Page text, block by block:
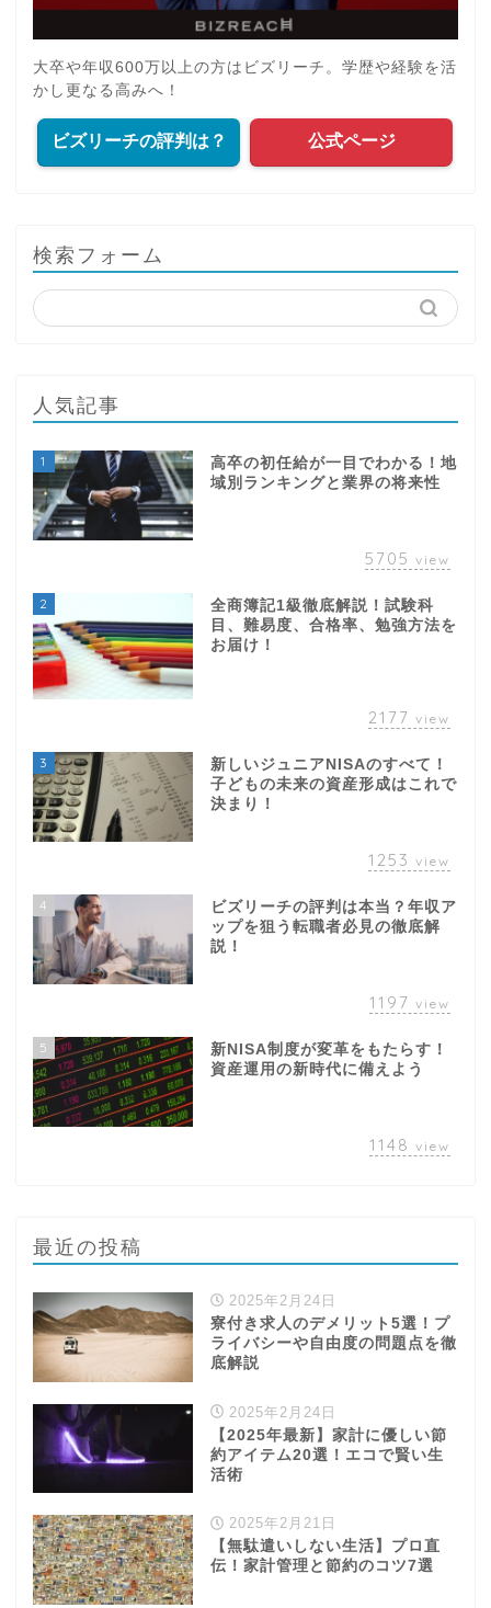
大卒や年収600万以上の方はビズリーチ。学歴や経験を活
かし更なる高みへ！
ビズリーチの評判は？ 公式ページ
検索フォーム
人気記事
1
高卒の初任給が一目でわかる！地
域別ランキングと業界の将来性
5705 view
2
全商簿記1級徹底解説！試験科
目、難易度、合格率、勉強方法を
お届け！
2177 view
3
新しいジュニアNISAのすべて！
子どもの未来の資産形成はこれで
決まり！
1253 view
4
ビズリーチの評判は本当？年収ア
ップを狙う転職者必見の徹底解
説！
1197 view
5
新NISA制度が変革をもたらす！
資産運用の新時代に備えよう
1148 view
最近の投稿
2025年2月24日
寮付き求人のデメリット5選！プ
ライバシーや自由度の問題点を徹
底解説
2025年2月24日
【2025年最新】家計に優しい節
約アイテム20選！エコで賢い生
活術
2025年2月21日
【無駄遣いしない生活】プロ直
伝！家計管理と節約のコツ7選